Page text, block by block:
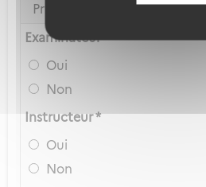
Privilèges Navigant
Examinateur *
Oui
Non
Instructeur *
Oui
Non